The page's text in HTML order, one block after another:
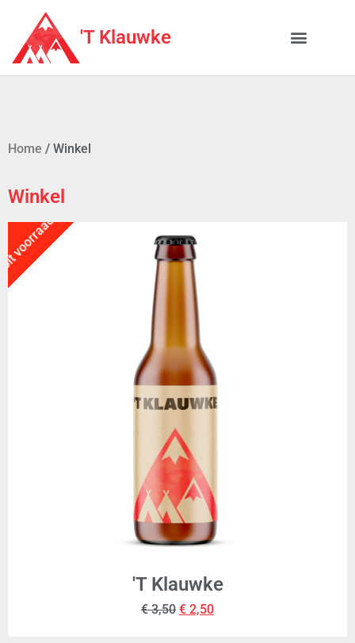
'T Klauwke
Home / Winkel
Winkel
voorraad!
'T Klauwke
€3,50 € 2,50